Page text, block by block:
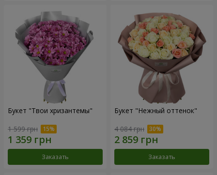
Букет "Твои хризантемы"
1 599 грн
Заказать
Букет "Нежный оттенок"
4 084 грн
Заказать